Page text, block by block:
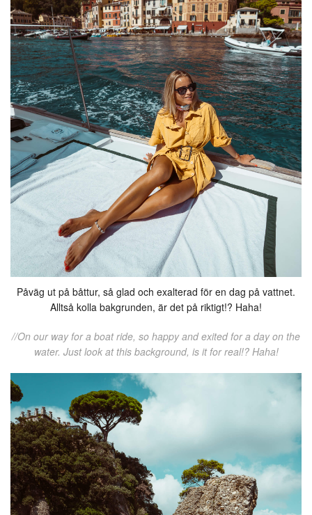
Påväg ut på båttur, så glad och exalterad för en dag på vattnet.
Alltså kolla bakgrunden, är det på riktigt!? Haha!
//On our way for a boat ride, so happy and exited for a day on the
water. Just look at this background, is it for real!? Haha!